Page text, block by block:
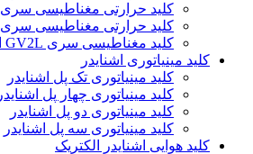
کليد حرارتی مغناطيسی سری GV4
کليد حرارتی مغناطيسی سری GV7 اشنایدر
کليد مغناطيسی سری GV2L اشنایدر
کلید مينياتوری اشنایدر
کلید مینیاتوری تک پل اشنایدر
کلید مینیاتوری چهار پل اشنایدر
کلید مینیاتوری دو پل اشنایدر
کلید مینیاتوری سه پل اشنایدر
کلید هوایی اشنایدر الکتریک